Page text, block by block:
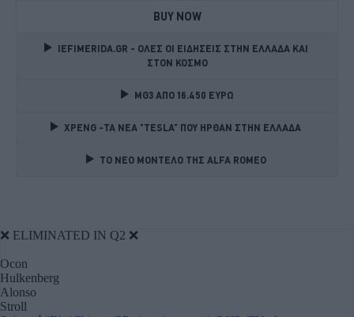
BUY NOW
IEFIMERIDA.GR - ΟΛΕΣ ΟΙ ΕΙΔΗΣΕΙΣ ΣΤΗΝ ΕΛΛΑΔΑ ΚΑΙ
ΣΤΟΝ ΚΟΣΜΟ
MG3 ΑΠΟ 16.450 ΕΥΡΩ
XPENG -ΤΑ ΝΕΑ "TESLA" ΠΟΥ ΗΡΘΑΝ ΣΤΗΝ ΕΛΛΑΔΑ
TO NEO MONTΕΛΟ ΤΗΣ ALFA ROMEO